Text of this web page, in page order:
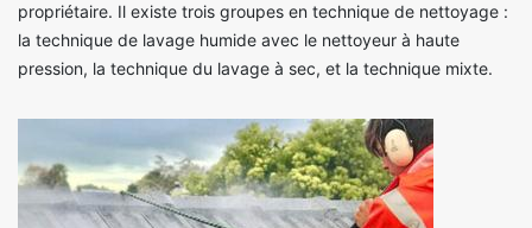
propriétaire. Il existe trois groupes en technique de nettoyage :
la technique de lavage humide avec le nettoyeur à haute
pression, la technique du lavage à sec, et la technique mixte.